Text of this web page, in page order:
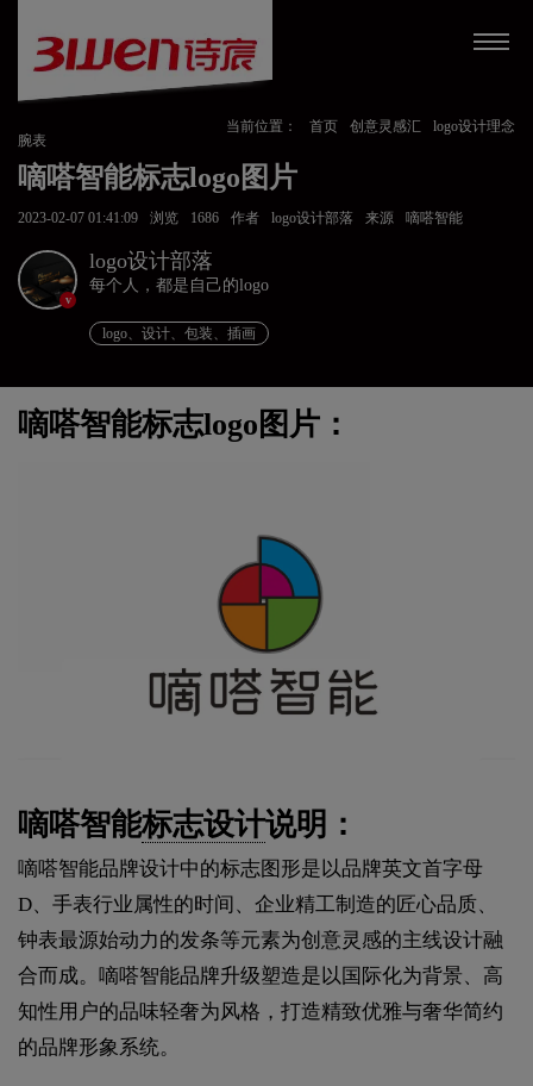
当前位置： 首页 创意灵感汇
logo设计理念
腕表
嘀嗒智能标志logo图片
2023-02-07 01:41:09 浏览 1686 作者 logo设计部落 来源 嘀嗒智能
v
logo设计部落
每个人，都是自己的logo
logo、设计、包装、插画
嘀嗒智能标志logo图片：
嘀嗒智能标志设计说明：
嘀嗒智能品牌设计中的标志图形是以品牌英文首字母
D、手表行业属性的时间、企业精工制造的匠心品质、
钟表最源始动力的发条等元素为创意灵感的主线设计融
合而成。嘀嗒智能品牌升级塑造是以国际化为背景、高
知性用户的品味轻奢为风格，打造精致优雅与奢华简约
的品牌形象系统。